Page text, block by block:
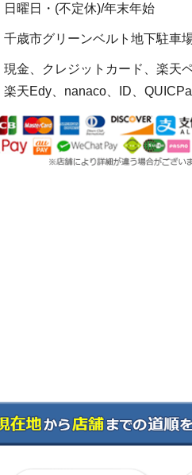
日曜日・(不定休)/年末年始
千歳市グリーンベルト地下駐車
現金、クレジットカード、楽天
楽天Edy、nanaco、ID、